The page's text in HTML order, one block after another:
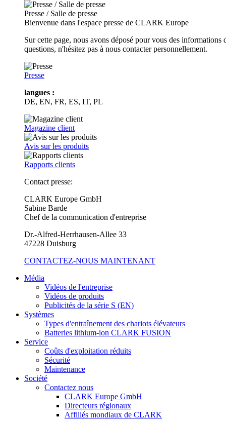
Presse / Salle de presse
Bienvenue dans l'espace presse de CLARK Europe
Sur cette page, nous avons déposé pour vous des
questions, n'hésitez pas à nous contacter personnellement.
Presse
langues :
DE, EN, FR, ES, IT, PL
Magazine client
Avis sur les produits
Rapports clients
Contact presse:
CLARK Europe GmbH
Sabine Barde
Chef de la communication d'entreprise
Dr.-Alfred-Herrhausen-Allee 33
47228 Duisburg
CONTACTEZ-NOUS MAINTENANT
Média
Vidéos de l'entreprise
Vidéos de produits
Publicités de la série S (EN)
Systèmes
Types d'entraînement des chariots élévateurs
Batteries lithium-ion CLARK FUSION
Service
Coûts d'exploitation réduits
Sécurité
Maintenance
Société
Contactez nous
CLARK Europe GmbH
Directeurs régionaux
Affiliés mondiaux de CLARK